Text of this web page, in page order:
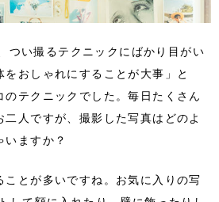
い撮るテクニックにばかり目がい
をおしゃれにすることが大事」と
のテクニックでした。毎日たくさん
人ですが、撮影した写真はどのよ
いますか？
ことが多いですね。お気に入りの写